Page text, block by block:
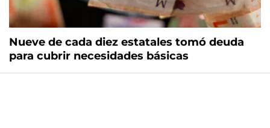
Nueve de cada diez estatales tomó deuda
para cubrir necesidades básicas